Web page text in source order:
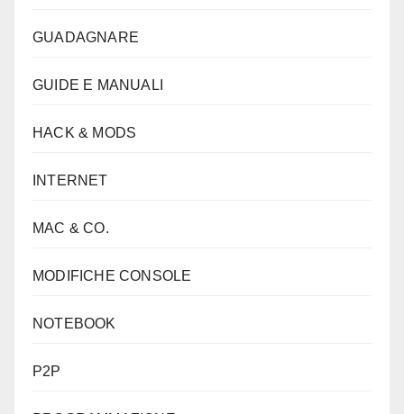
GUADAGNARE
GUIDE E MANUALI
HACK & MODS
INTERNET
MAC & CO.
MODIFICHE CONSOLE
NOTEBOOK
P2P